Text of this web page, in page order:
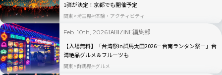
1弾が決定！京都でも開催予定
関東 埼玉県 体験・アクティビティ
Feb. 10th, 2026TABIZINE編集部
【入場無料】「台湾祭in群馬太田2026－台南ランタン祭－」台
湾絶品グルメ＆フルーツも
関東 群馬県 グルメ